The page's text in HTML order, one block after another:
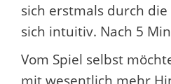
sich erstmals durch
sich intuitiv. Nach 5
Vom Spiel selbst